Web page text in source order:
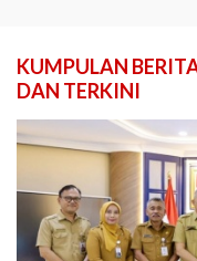
KUMPULAN
DAN TERKINI